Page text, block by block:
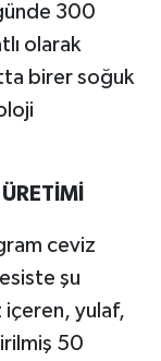
300
olarak
birer soğuk
ceviz
şu
içeren, yulaf,
50